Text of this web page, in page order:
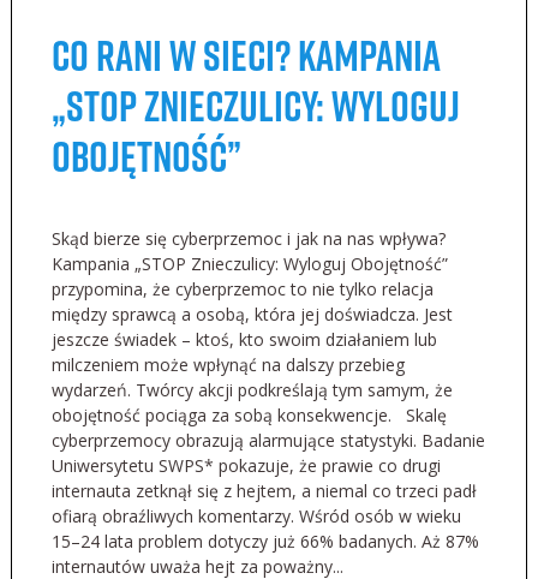
Co rani w sieci? Kampania
„STOP Znieczulicy: Wyloguj
Obojętność”
Skąd bierze się cyberprzemoc i jak na nas wpływa?
Kampania „STOP Znieczulicy: Wyloguj Obojętność”
przypomina, że cyberprzemoc to nie tylko relacja
między sprawcą a osobą, która jej doświadcza. Jest
jeszcze świadek – ktoś, kto swoim działaniem lub
milczeniem może wpłynąć na dalszy przebieg
wydarzeń. Twórcy akcji podkreślają tym samym, że
obojętność pociąga za sobą konsekwencje. Skalę
cyberprzemocy obrazują alarmujące statystyki. Badanie
Uniwersytetu SWPS* pokazuje, że prawie co drugi
internauta zetknął się z hejtem, a niemal co trzeci padł
ofiarą obraźliwych komentarzy. Wśród osób w wieku
15–24 lata problem dotyczy już 66% badanych. Aż 87%
internautów uważa hejt za poważny...